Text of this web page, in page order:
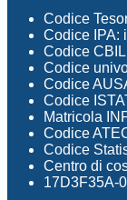
Codice
Codice IPA:
Codice
Codice
Codice
Codice
Matricola
Codice
Codice
Centro di
17D3F35A-